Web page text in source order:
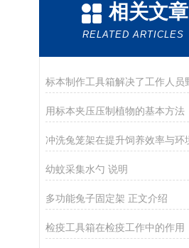
相关文章
RELATED ARTICLES
用标本夹压压制植物的基本方法
幼蚊采集水勺 说明
多功能兔子固定架 正文介绍
检疫工具箱在检疫工作中的作用